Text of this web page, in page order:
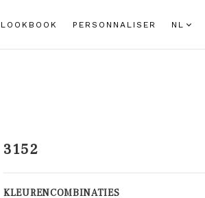
LOOKBOOK PERSONNALISER NL
3152
KLEURENCOMBINATIES